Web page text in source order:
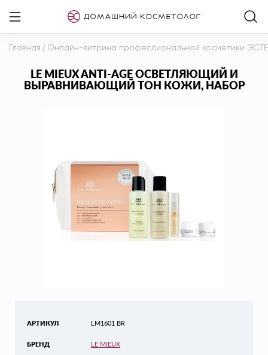
Главная / Онлайн-витрина профессиональной косметики
LE MIEUX ANTI-AGE ОСВЕТЛЯЮЩИЙ И
ВЫРАВНИВАЮЩИЙ ТОН КОЖИ, НАБОР
АРТИКУЛ
БРЕНД
LM1601 BR
LE MIEUX